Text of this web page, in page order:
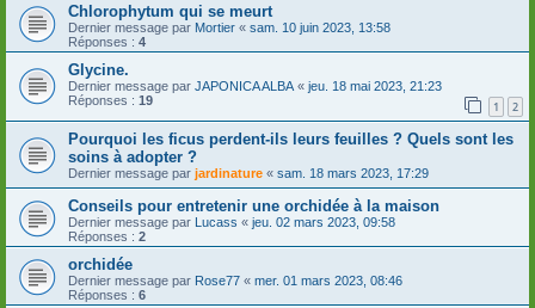
Chlorophytum qui se meurt
Dernier message par Mortier « sam. 10 juin 2023, 13:58
Réponses : 4
Glycine.
Dernier message par JAPONICA ALBA « jeu. 18 mai 2023, 21:23
Réponses : 19 1 2
Pourquoi les ficus perdent-ils leurs feuilles ? Quels sont les
soins à adopter ?
Dernier message par jardinature « sam. 18 mars 2023, 17:29
Conseils pour entretenir une orchidée à la maison
Dernier message par Lucass « jeu. 02 mars 2023, 09:58
Réponses : 2
orchidée
Dernier message par Rose77 « mer. 01 mars 2023, 08:46
Réponses : 6